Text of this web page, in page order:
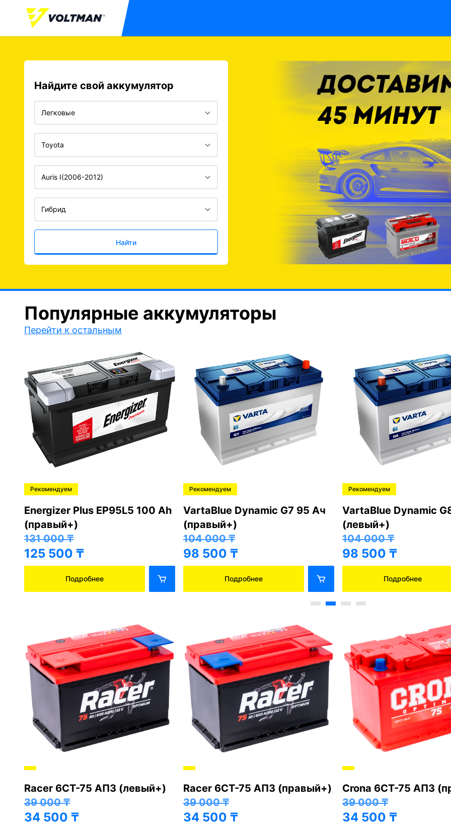
Найдите свой аккумулятор
Найти
Популярные аккумуляторы
Перейти к остальным
Рекомендуем
Energizer Plus EP95L5 100 Ah
(правый+)
131 000₸
125 500 ₸
Подробнее
Рекомендуем
VartaBlue Dynamic G7 95 Ач
(правый+)
104 000₸
98 500 ₸
Подробнее
Рекомендуем
VartaBlue Dynamic
(левый+)
104 000₸
98 500 ₸
Подробнее
Racer 6СТ-75 АПЗ (левый+)
39 000₸
34 500 ₸
Racer 6СТ-75 АПЗ (правый+)
39 000₸
34 500 ₸
Crona 6СТ-75 АПЗ
39 000₸
34 500 ₸